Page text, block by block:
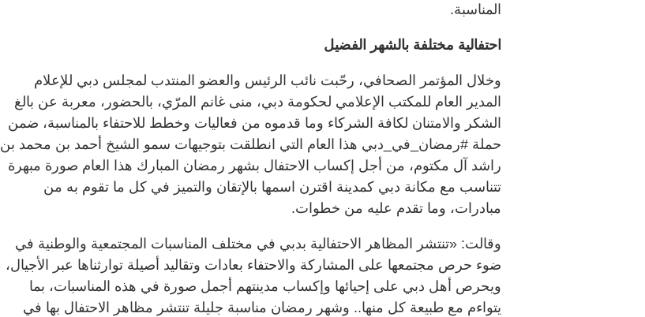
المناسبة.
احتفالية مختلفة بالشهر الفضيل
وخلال المؤتمر الصحافي، رحّبت نائب الرئيس والعضو المنتدب لمجلس دبي للإعلام
المدير العام للمكتب الإعلامي لحكومة دبي، منى غانم المرّي، بالحضور، معربة عن بالغ
الشكر والامتنان لكافة الشركاء وما قدموه من فعاليات وخطط للاحتفاء بالمناسبة، ضمن
حملة #رمضان_في_دبي هذا العام التي انطلقت بتوجيهات سمو الشيخ أحمد بن محمد بن
راشد آل مكتوم، من أجل إكساب الاحتفال بشهر رمضان المبارك هذا العام صورة مبهرة
تتناسب مع مكانة دبي كمدينة اقترن اسمها بالإتقان والتميز في كل ما تقوم به من
مبادرات، وما تقدم عليه من خطوات.
وقالت: «تنتشر المظاهر الاحتفالية بدبي في مختلف المناسبات المجتمعية والوطنية في
ضوء حرص مجتمعها على المشاركة والاحتفاء بعادات وتقاليد أصيلة توارثناها عبر الأجيال،
ويحرص أهل دبي على إحيائها وإكساب مدينتهم أجمل صورة في هذه المناسبات، بما
يتواءم مع طبيعة كل منها.. وشهر رمضان مناسبة جليلة تنتشر مظاهر الاحتفال بها في